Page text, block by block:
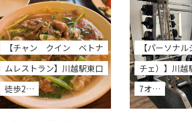
【チャン クイン ベトナ
ムレストラン】川越駅東口
徒歩2…
【パーソナ
チェ）】川越
7オ…